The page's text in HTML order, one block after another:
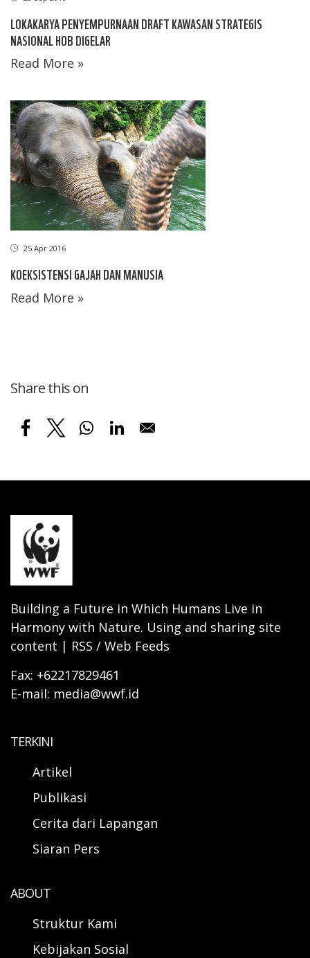
LOKAKARYA PENYEMPURNAAN DRAFT KAWASAN STRATEGIS
NASIONAL HOB DIGELAR
Read More »
25 Apr 2016
KOEKSISTENSI GAJAH DAN MANUSIA
Read More »
Share this on
Building a Future in Which Humans Live in
Harmony with Nature. Using and sharing site
content | RSS / Web Feeds
Fax: +62217829461
E-mail: media@wwf.id
TERKINI
Artikel
Publikasi
Cerita dari Lapangan
Siaran Pers
ABOUT
Struktur Kami
Kebijakan Sosial